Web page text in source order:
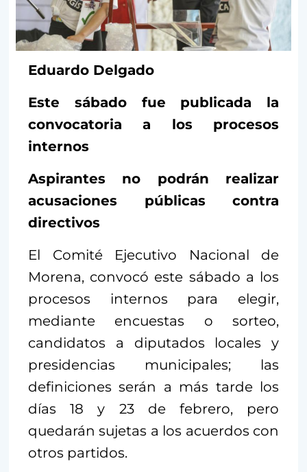
Eduardo Delgado
Este sábado fue publicada la
convocatoria a los procesos
internos
Aspirantes no podrán realizar
acusaciones públicas contra
directivos
El Comité Ejecutivo Nacional de
Morena, convocó este sábado a los
procesos internos para elegir,
mediante encuestas o sorteo,
candidatos a diputados locales y
presidencias municipales; las
definiciones serán a más tarde los
días 18 y 23 de febrero, pero
quedarán sujetas a los acuerdos con
otros partidos.